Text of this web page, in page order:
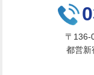
〒136-
都営新